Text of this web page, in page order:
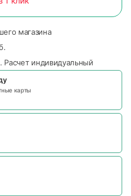
магазина
Расчет индивидуальный
карты